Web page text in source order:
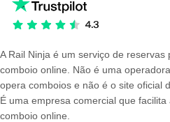
A Rail Ninja é um serviço de
comboio online. Não é uma
opera comboios e não é o site oficial
É uma empresa comercial que
comboio online.